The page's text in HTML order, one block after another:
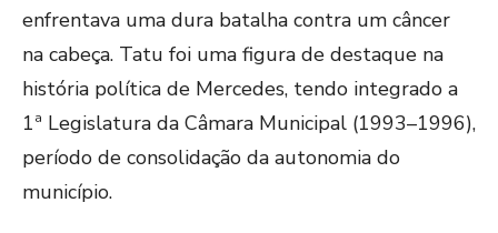
enfrentava uma dura batalha contra um câncer
na cabeça. Tatu foi uma figura de destaque na
história política de Mercedes, tendo integrado a
1ª Legislatura da Câmara Municipal (1993–1996),
período de consolidação da autonomia do
município.